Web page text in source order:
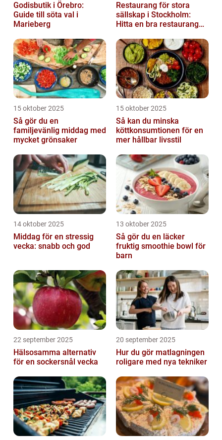
Godisbutik i Örebro:
Guide till söta val i
Marieberg
Restaurang för stora
sällskap i Stockholm:
Hitta en bra restaurang
15 oktober 2025
Så gör du en
familjevänlig middag med
mycket grönsaker
15 oktober 2025
Så kan du minska
köttkonsumtionen för en
mer hållbar livsstil
14 oktober 2025
Middag för en stressig
vecka: snabb och god
13 oktober 2025
Så gör du en läcker
fruktig smoothie bowl för
barn
22 september 2025
Hälsosamma alternativ
för en sockersnål vecka
20 september 2025
Hur du gör matlagningen
roligare med nya tekniker